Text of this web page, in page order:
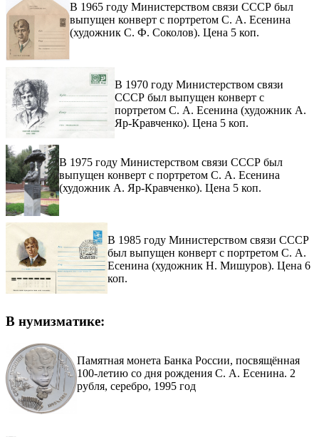
В 1965 году Министерством связи СССР был
выпущен конверт с портретом С. А. Есенина
(художник С. Ф. Соколов). Цена 5 коп.
В 1970 году Министерством связи
СССР был выпущен конверт с
портретом С. А. Есенина (художник А.
Яр-Кравченко). Цена 5 коп.
В 1975 году Министерством связи СССР был
выпущен конверт с портретом С. А. Есенина
(художник А. Яр-Кравченко). Цена 5 коп.
В 1985 году Министерством связи СССР
был выпущен конверт с портретом С. А.
Есенина (художник Н. Мишуров). Цена 6
коп.
В нумизматике:
Памятная монета Банка России, посвящённая
100-летию со дня рождения С. А. Есенина. 2
рубля, серебро, 1995 год